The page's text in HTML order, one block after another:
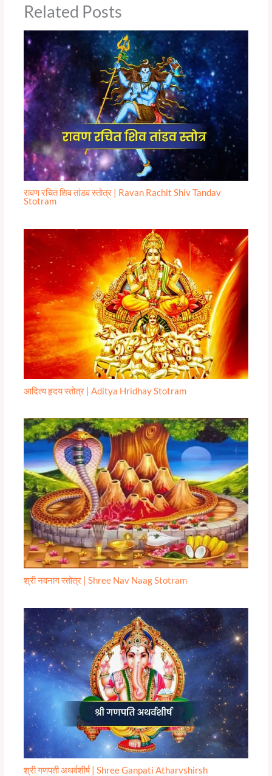
Related Posts
रावण रचित शिव तांडव स्तोत्र | Ravan Rachit Shiv Tandav
Stotram
आदित्य हृदय स्तोत्र | Aditya Hridhay Stotram
श्री नवनाग स्तोत्र | Shree Nav Naag Stotram
श्री गणपती अथर्वशीर्ष | Shree Ganpati Atharvshirsh